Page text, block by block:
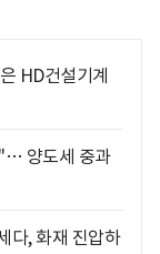
HD건설기계
양도세 중과
다, 화재 진압하